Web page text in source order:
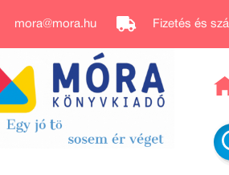
mora@mora.hu Fizetés és